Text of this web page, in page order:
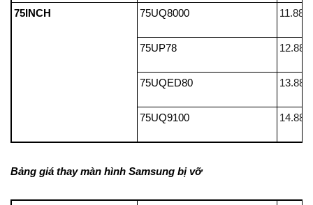
75INCH 75UQ8000
75UP78
75UQED80
75UQ9100
Bảng giá thay màn hình Samsung bị vỡ